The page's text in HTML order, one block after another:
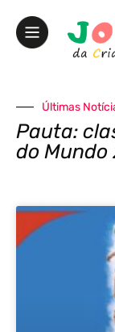
Últimas
Pauta:
do Mundo